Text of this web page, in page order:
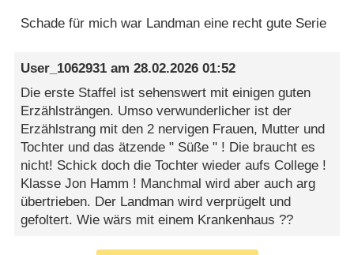
Schade für mich war Landman eine recht gute Serie
User_1062931 am28.02.2026 01:52
Die erste Staffel ist sehenswert mit einigen guten
Erzählsträngen. Umso verwunderlicher ist der
Erzählstrang mit den 2 nervigen Frauen, Mutter und
Tochter und das ätzende " Süße " ! Die braucht es
nicht! Schick doch die Tochter wieder aufs College !
Klasse Jon Hamm ! Manchmal wird aber auch arg
übertrieben. Der Landman wird verprügelt und
gefoltert. Wie wärs mit einem Krankenhaus ??